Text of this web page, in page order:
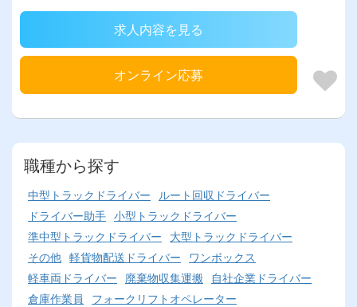
求人内容を見る
オンライン応募
職種から探す
中型トラックドライバー
ルート回収ドライバー
ドライバー助手 小型トラックドライバー
準中型トラックドライバー
大型トラックドライバー
その他 軽貨物配送ドライバー
ワンボックス
軽車両ドライバー
廃棄物収集運搬
自社企業ドライバー
倉庫作業員
フォークリフトオペレーター